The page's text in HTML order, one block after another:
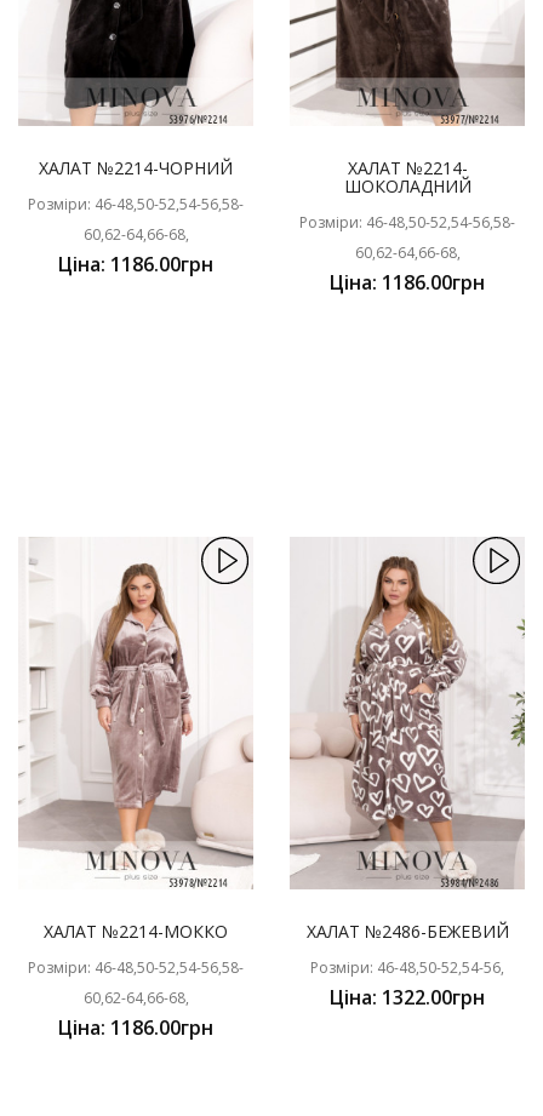
ХАЛАТ №2214-ЧОРНИЙ
Розміри: 46-48,50-52,54-56,58-
60,62-64,66-68,
Ціна: 1186.00грн
ХАЛАТ №2214-
ШОКОЛАДНИЙ
Розміри: 46-48,50-52,54-56,58-
60,62-64,66-68,
Ціна: 1186.00грн
ХАЛАТ №2214-МОККО
Розміри: 46-48,50-52,54-56,58-
60,62-64,66-68,
Ціна: 1186.00грн
ХАЛАТ №2486-БЕЖЕВИЙ
Розміри: 46-48,50-52,54-56,
Ціна: 1322.00грн